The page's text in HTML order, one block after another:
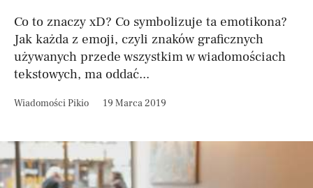
Co to znaczy xD? Co symbolizuje ta emotikona?
Jak każda z emoji, czyli znaków graficznych
używanych przede wszystkim w wiadomościach
tekstowych, ma oddać...
Wiadomości Pikio 19 Marca 2019